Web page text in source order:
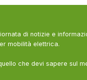
di notizie e
mobilità elettrica.
che devi sapere sul